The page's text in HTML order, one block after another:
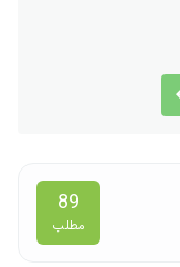
89
مطلب